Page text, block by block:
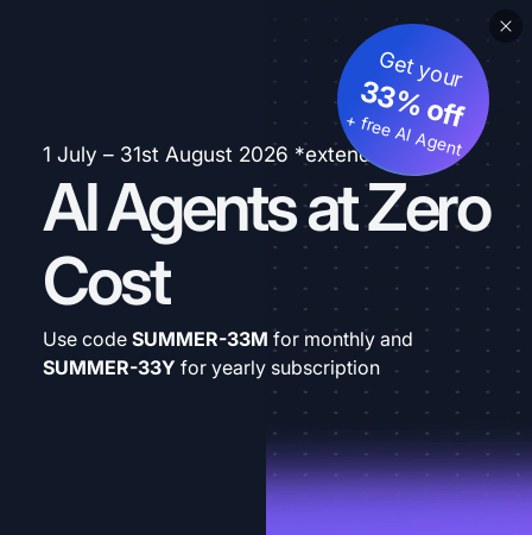
1 July – 31st August 2026 *extended
AI Agents at Zero
Cost
Get your
33% off
+ free AI Agent
Use code SUMMER-33M for monthly and
SUMMER-33Y for yearly subscription